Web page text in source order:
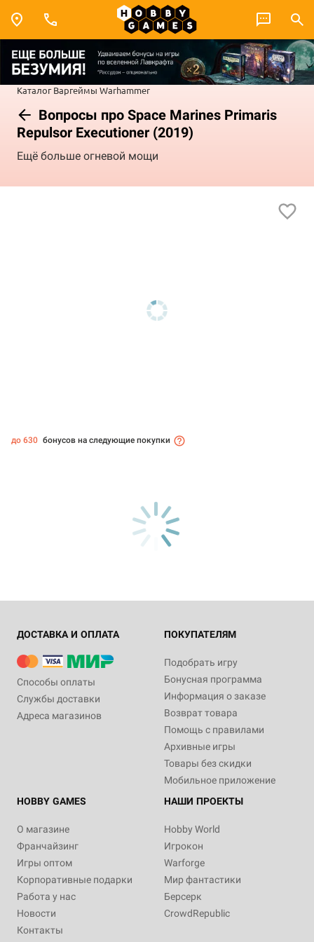
Каталог Варгеймы Warhammer
Вопросы про Space Marines Primaris
Repulsor Executioner (2019)
Ещё больше огневой мощи
до 630 бонусов на следующие покупки
ДОСТАВКА И ОПЛАТА
Способы оплаты
Службы доставки
Адреса магазинов
ПОКУПАТЕЛЯМ
Подобрать игру
Бонусная программа
Информация о заказе
Возврат товара
Помощь с правилами
Архивные игры
Товары без скидки
Мобильное приложение
HOBBY GAMES
О магазине
Франчайзинг
Игры оптом
Корпоративные подарки
Работа у нас
Новости
Контакты
НАШИ ПРОЕКТЫ
Hobby World
Игрокон
Warforge
Мир фантастики
Берсерк
CrowdRepublic